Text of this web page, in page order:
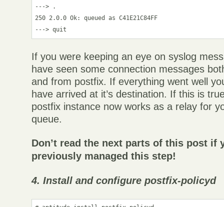
---> .
250 2.0.0 Ok: queued as C41E21C84FF
If you were keeping an eye on syslog
have seen some connection messages
and from postfix. If everything went well
have arrived at it’s destination. If this is
postfix instance now works as a relay for
queue.
Don’t read the next parts of this post if
previously managed this step!
4. Install and configure postfix-policyd